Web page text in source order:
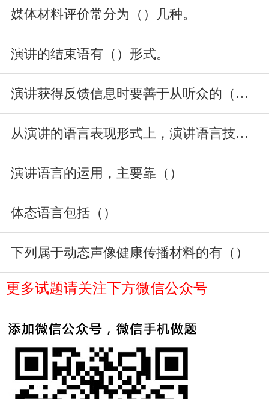
媒体材料评价常分为（）几种。
演讲的结束语有（）形式。
演讲获得反馈信息时要善于从听众的（）上观察出他们的内心活动。
从演讲的语言表现形式上，演讲语言技巧分为（）
演讲语言的运用，主要靠（）
体态语言包括（）
下列属于动态声像健康传播材料的有（）
更多试题请关注下方微信公众号